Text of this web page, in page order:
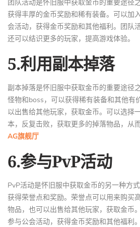
团队活动是怀旧服中获取金币的重要途径
获得丰厚的金币奖励和稀有装备。可以加
会活动，获得金币奖励和其他福利。团队
还可以结识更多的玩家，提高游戏体验。
5.利用副本掉落
副本掉落是怀旧服中获取金币的重要途径
怪物和boss，可以获得稀有装备和其他有
以出售给其他玩家，获取金币。可以选择
本，反复击败，获取更多的掉落物品，从
AG旗舰厅
6.参与PvP活动
PvP活动是怀旧服中获取金币的另一种方
获得荣誉点和奖励。荣誉点可以用来购买
物品，也可以出售给其他玩家，获取金币
参与公会活动，获得金币奖励和其他福利。